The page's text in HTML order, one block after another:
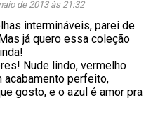
de 2013 às 21:32
intermináveis, parei de
já quero essa coleção
Nude lindo, vermelho
acabamento perfeito,
gosto, e o azul é amor pra